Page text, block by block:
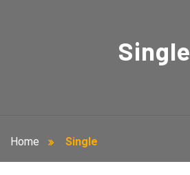
Single
Home Single